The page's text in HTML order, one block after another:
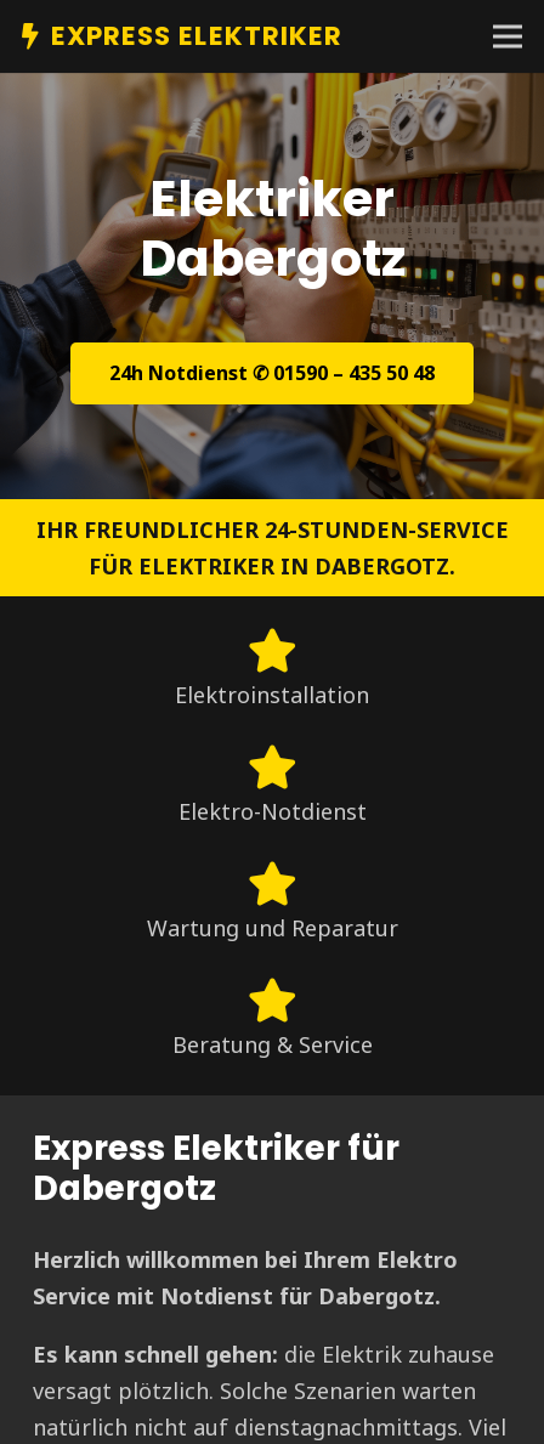
EXPRESS ELEKTRIKER
Elektriker
Dabergotz
24h Notdienst ✆ 01590 – 435 50 48
IHR FREUNDLICHER 24-STUNDEN-SERVICE
FÜR ELEKTRIKER IN DABERGOTZ.
Elektroinstallation
Elektro-Notdienst
Wartung und Reparatur
Beratung & Service
Express Elektriker für
Dabergotz
Herzlich willkommen bei Ihrem Elektro
Service mit Notdienst für Dabergotz.
Es kann schnell gehen: die Elektrik zuhause
versagt plötzlich. Solche Szenarien warten
natürlich nicht auf dienstagnachmittags. Viel